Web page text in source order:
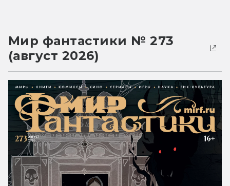
Мир фантастики № 273
(август 2026)